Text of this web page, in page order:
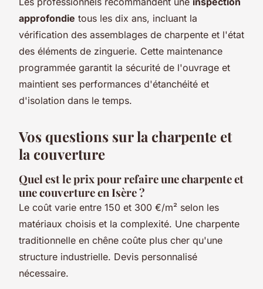
approfondie tous les dix ans, incluant la
vérification des assemblages de charpente et l'état
des éléments de zinguerie. Cette maintenance
programmée garantit la sécurité de l'ouvrage et
maintient ses performances d'étanchéité et
d'isolation dans le temps.
Vos questions sur la charpente et
la couverture
Quel est le prix pour refaire une charpente et
une couverture en Isère ?
Le coût varie entre 150 et 300 €/m² selon les
matériaux choisis et la complexité. Une charpente
traditionnelle en chêne coûte plus cher qu'une
structure industrielle. Devis personnalisé
nécessaire.